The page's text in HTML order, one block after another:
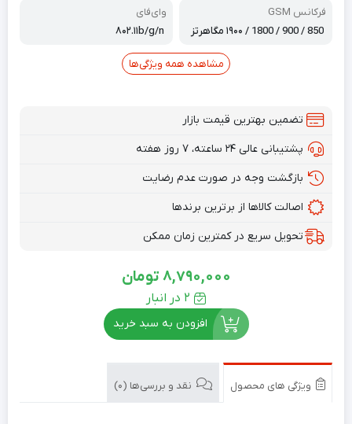
کثر 5 شماره تلفن، سیم کارت مور
د نیاز است)
فرکانس GSM
850 / 900 / 1800 / ۱۹۰۰ مگاهرتز
وای‌فای
۸۰۲.۱۱b/g/n
مشاهده همه ویژگی‌ها
تضمین بهترین قیمت بازار
پشتیبانی عالی ۲۴ ساعته، ۷ روز هفته
بازگشت وجه در صورت عدم رضایت
اصالت کالاها از برترین برندها
تحویل سریع در کمترین زمان ممکن
8,790,000 تومان
2 در انبار
افزودن به سبد خرید
ویژگی های محصول نقد و بررسی‌ها (0)